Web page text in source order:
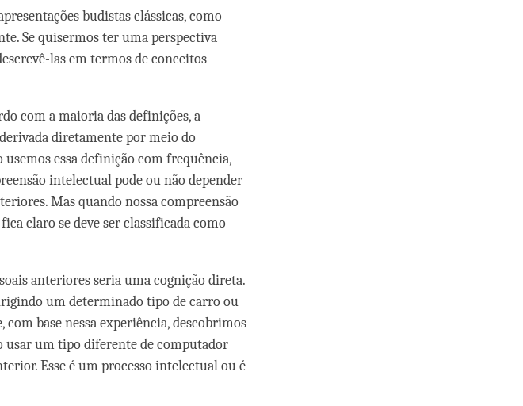
budistas clássicas, como
Se quisermos ter uma perspectiva
las em termos de conceitos
com a maioria das definições, a
diretamente por meio do
essa definição com frequência,
intelectual pode ou não depender
Mas quando nossa compreensão
claro se deve ser classificada como
anteriores seria uma cognição direta.
um determinado tipo de carro ou
base nessa experiência, descobrimos
um tipo diferente de computador
Esse é um processo intelectual ou é